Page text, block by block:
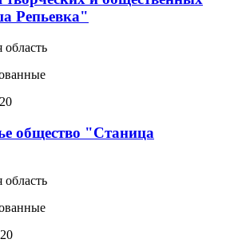
Репьевка"
общество "Станица